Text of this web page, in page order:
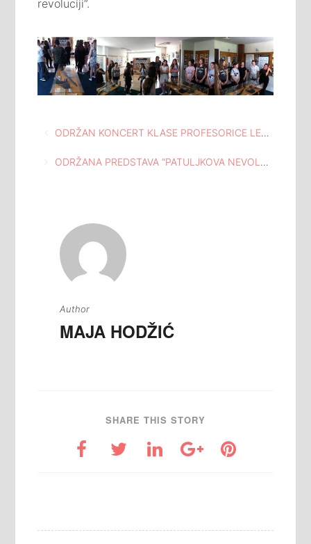
revoluciji”.
Navigacija
članaka
ODRŽAN KONCERT KLASE PROFESORICE LEJLE TESKEREDŽIĆ U MEĐUNARODNOJ GALERIJI PORTRETA TUZLA
ODRŽANA PREDSTAVA “PATULJKOVA NEVOLJA” U SPOMEN DOMU “HUSINSKA BUNA”
Author
MAJA HODŽIĆ
SHARE THIS STORY